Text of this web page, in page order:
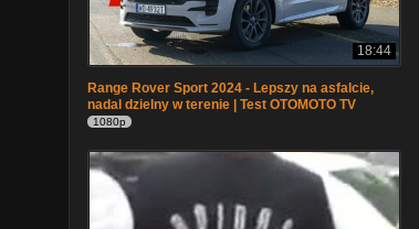
18:44
Range Rover Sport 2024 - Lepszy na asfalcie,
nadal dzielny w terenie | Test OTOMOTO TV
1080p